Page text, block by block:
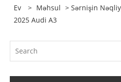
Ev > Məhsul >Sərnişin
2025 Audi A3